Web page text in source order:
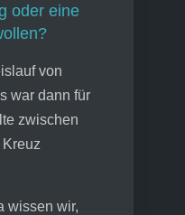
oder eine
von
war dann für
zwischen
wissen wir,